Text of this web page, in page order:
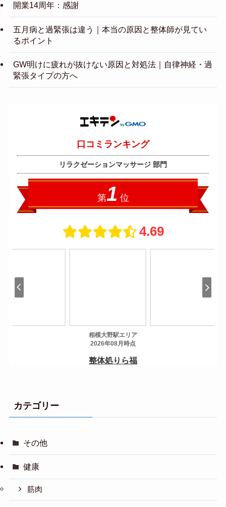
開業14周年：感謝
五月病と過緊張は違う｜本当の原因と整体師が見てい
るポイント
GW明けに疲れが抜けない原因と対処法｜自律神経・過
緊張タイプの方へ
カテゴリー
その他
健康
筋肉